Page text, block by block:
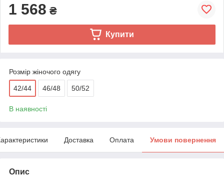
1 568 ₴
Купити
Розмір жіночого одягу
42/44 46/48 50/52
В наявності
Доставка Оплата Умови повернення
Опис